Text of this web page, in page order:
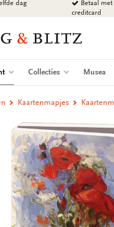
dag
Betaal
creditcard
(current)Collecties Musea
Kaartenmapjes